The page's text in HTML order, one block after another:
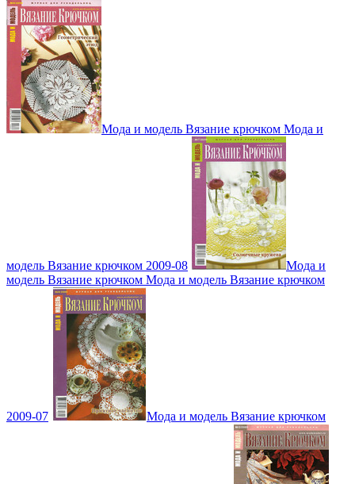
Мода и модель Вязание крючком Мода и
модель Вязание крючком 2009-08
Мода и
модель Вязание крючком Мода и модель Вязание крючком
2009-07 Мода и модель Вязание крючком